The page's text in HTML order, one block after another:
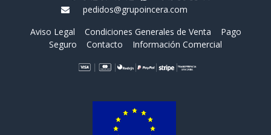
pedidos@grupoincera.com
Aviso Legal
Condiciones Generales de Venta
Pago
Seguro
Contacto Información Comercial